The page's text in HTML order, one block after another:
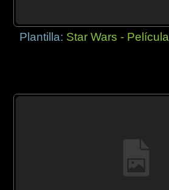
Plantilla: Star Wars - Película